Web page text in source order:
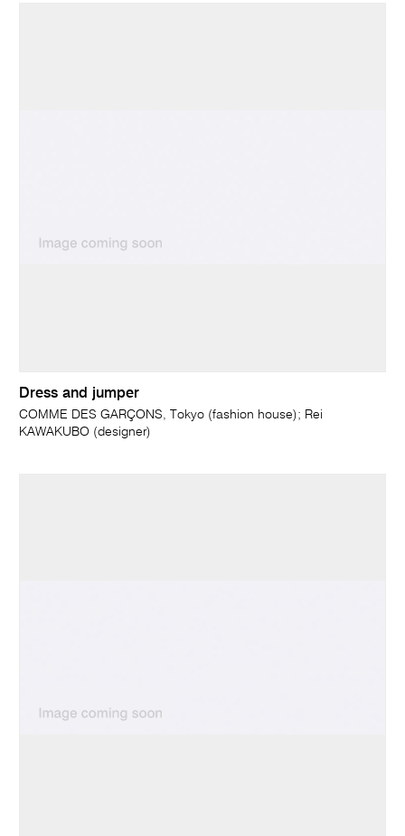
Dress and jumper
COMME DES GARÇONS, Tokyo (fashion house); Rei
KAWAKUBO (designer)